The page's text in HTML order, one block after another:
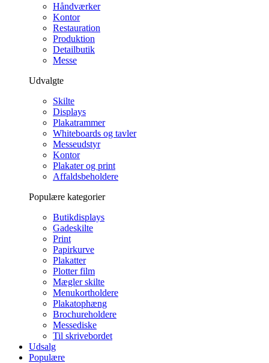
Håndværker
Kontor
Restauration
Produktion
Detailbutik
Messe
Udvalgte
Skilte
Displays
Plakatrammer
Whiteboards og tavler
Messeudstyr
Kontor
Plakater og print
Affaldsbeholdere
Populære kategorier
Butikdisplays
Gadeskilte
Print
Papirkurve
Plakatter
Plotter film
Mægler skilte
Menukortholdere
Plakatophæng
Brochureholdere
Messediske
Til skrivebordet
Udsalg
Populære